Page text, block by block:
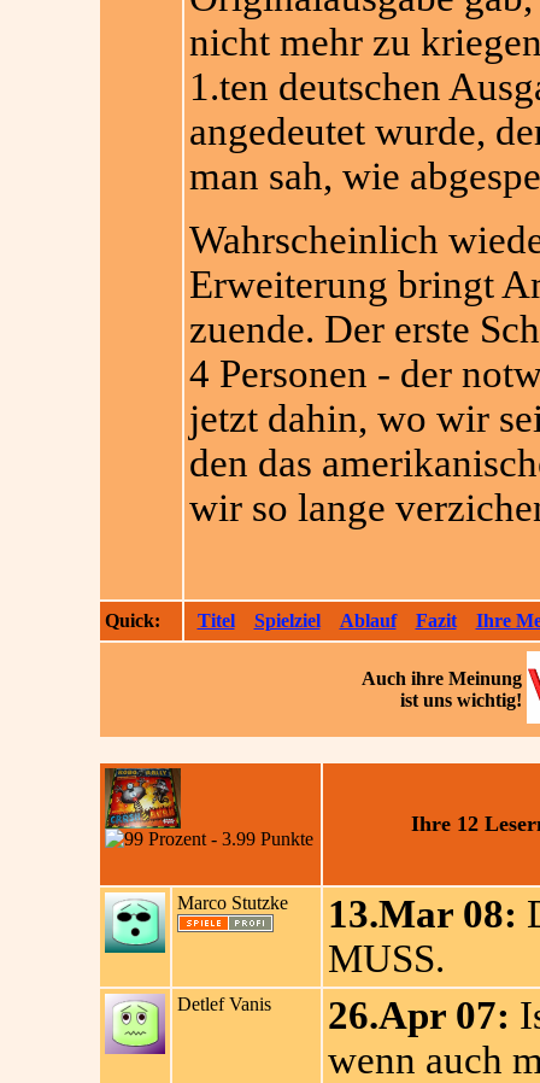
nicht mehr zu
1.ten deutschen
angedeutet wurde,
man sah, wie
Wahrscheinlich
Erweiterung bringt
zuende. Der erste
4 Personen - der
jetzt dahin, wo wir
den das
wir so lange
Quick: Titel Spielziel Ablauf Fazit Ihre
Auch ihre Meinung
ist uns wichtig!
Ihre 12
Marco Stutzke 13.Mar 08:
MUSS.
Detlef Vanis 26.Apr 07:
wenn auch